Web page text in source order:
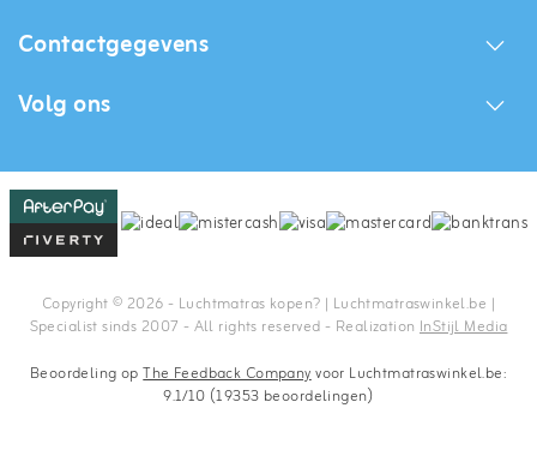
Contactgegevens
Volg ons
Copyright © 2026 - Luchtmatras kopen? | Luchtmatraswinkel.be |
Specialist sinds 2007 - All rights reserved - Realization InStijl Media
Beoordeling opThe Feedback Companyvoor Luchtmatraswinkel.be:
9.1/10 (19353 beoordelingen)